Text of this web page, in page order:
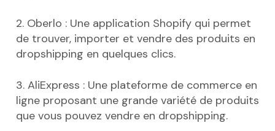
2. Oberlo : Une application Shopify qui permet
de trouver, importer et vendre des produits en
dropshipping en quelques clics.
3. AliExpress : Une plateforme de commerce en
ligne proposant une grande variété de produits
que vous pouvez vendre en dropshipping.